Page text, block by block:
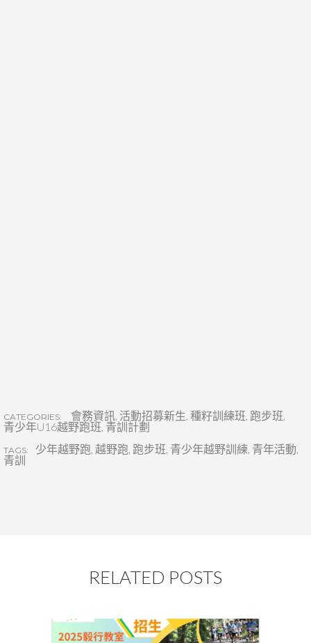
CATEGORIES: 會務資訊 活動招募新生 種籽訓練班 跑步班
青少年U16越野跑班 青訓計劃
TAGS: 少年越野跑 越野跑 跑步班 青少年越野訓練 青年活動
青訓
RELATED POSTS